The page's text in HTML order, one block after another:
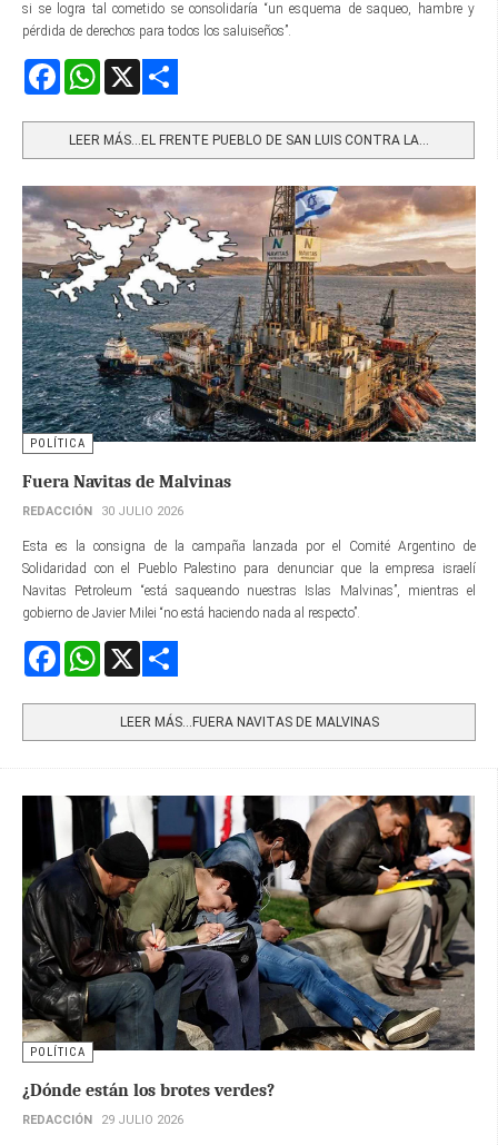
si se logra tal cometido se consolidaría “un esquema de saqueo, hambre y
pérdida de derechos para todos los saluiseños”.
FacebookWhatsApp
LEER MÁS…EL FRENTE PUEBLO DE SAN LUIS CONTRA LA...
POLÍTICA
Fuera Navitas de Malvinas
REDACCIÓN 30 JULIO 2026
Esta es la consigna de la campaña lanzada por el Comité Argentino de
Solidaridad con el Pueblo Palestino para denunciar que la empresa israelí
Navitas Petroleum “está saqueando nuestras Islas Malvinas”, mientras el
gobierno de Javier Milei “no está haciendo nada al respecto”.
FacebookWhatsApp
LEER MÁS…FUERA NAVITAS DE MALVINAS
POLÍTICA
¿Dónde están los brotes verdes?
REDACCIÓN 29 JULIO 2026